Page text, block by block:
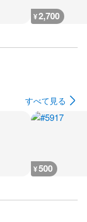
¥2,700
すべて見る
¥500